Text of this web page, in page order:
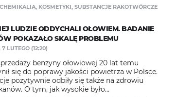
CHEMIKALIA, KOSMETYKI, SUBSTANCJE RAKOTWÓRCZE
LUDZIE ODDYCHALI OŁOWIEM. BADANIE
POKAZAŁO SKALĘ PROBLEMU
LUTEGO (12:20)
benzyny ołowiowej 20 lat temu
się do poprawy jakości powietrza w Polsce.
pozytywnie odbiły się także na zdrowiu
O tym, jak wysokie było...